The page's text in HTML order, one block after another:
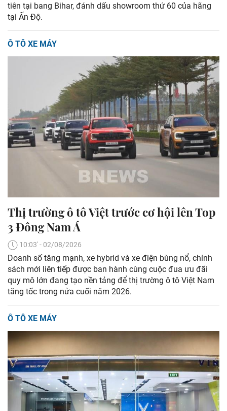
tiên tại bang Bihar, đánh dấu showroom thứ 60 của hãng
tại Ấn Độ.
Ô TÔ XE MÁY
Thị trường ô tô Việt trước cơ hội lên Top
3 Đông Nam Á
10:03' - 02/08/2026
Doanh số tăng mạnh, xe hybrid và xe điện bùng nổ, chính
sách mới liên tiếp được ban hành cùng cuộc đua ưu đãi
quy mô lớn đang tạo nền tảng để thị trường ô tô Việt Nam
tăng tốc trong nửa cuối năm 2026.
Ô TÔ XE MÁY